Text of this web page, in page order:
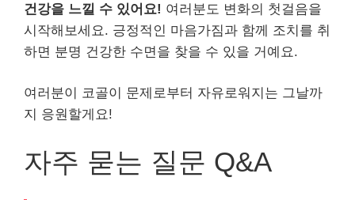
건강을 느낄 수 있어요! 여러분도 변화의 첫걸음을
시작해보세요. 긍정적인 마음가짐과 함께 조치를 취
하면 분명 건강한 수면을 찾을 수 있을 거예요.
여러분이 코골이 문제로부터 자유로워지는 그날까
지 응원할게요!
자주 묻는 질문 Q&A